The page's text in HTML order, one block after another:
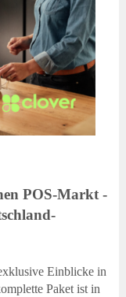
POS-Markt -
Einblicke in
Paket ist in